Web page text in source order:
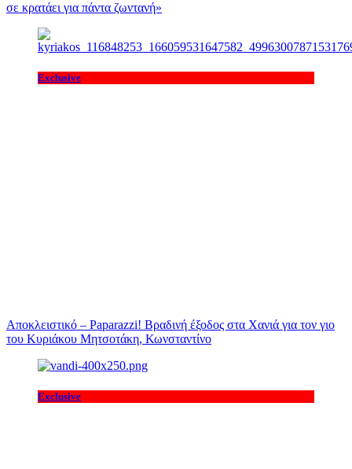
σε κρατάει για πάντα ζωντανή»
Exclusive
Αποκλειστικό – Paparazzi! Βραδινή έξοδος στα Χανιά για τον γιο
του Κυριάκου Μητσοτάκη, Κωνσταντίνο
Exclusive